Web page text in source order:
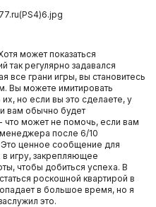
может показаться
регулярно задавался
все грани игры, вы становитесь
Вы можете имитировать
но если вы это сделаете, у
вам обычно будет
что может не помочь, если вам
после 6/10
ценное сообщение для
игру, закрепляющее
чтобы добиться успеха. В
роскошной квартирой в
в большое время, но я
это.